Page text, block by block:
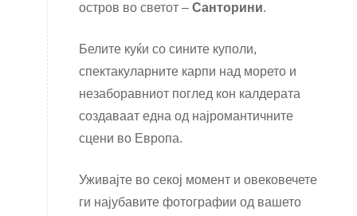
остров во светот – Санторини.
Белите куќи со сините куполи,
спектакуларните карпи над морето и
незаборавниот поглед кон калдерата
создаваат една од најромантичните
сцени во Европа.
Уживајте во секој момент и овековечете
ги најубавите фотографии од вашето